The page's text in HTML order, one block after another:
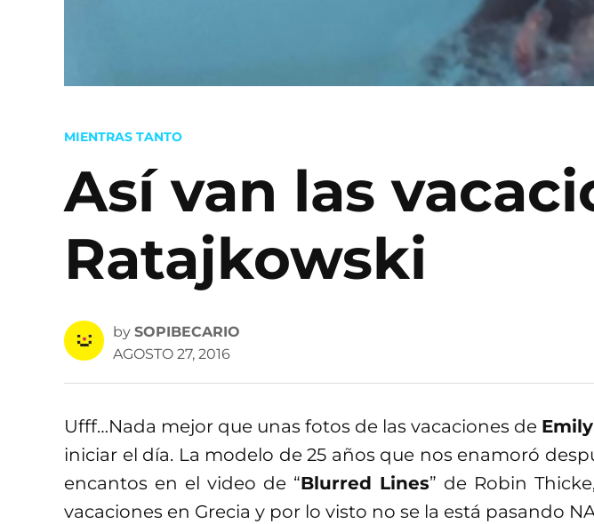
POSTED
MIENTRAS TANTO
Así van las
Ratajkowski
by SOPIBECARIO
AGOSTO 27, 2016
Ufff…Nada mejor que unas fotos de las vacaciones de
iniciar el día. La modelo de 25 años que nos enamoró
encantos en el video de “Blurred Lines” de Robin
vacaciones en Grecia y por lo visto no se la está pasando